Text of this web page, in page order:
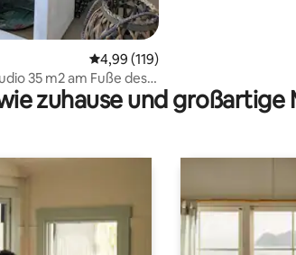
von 5, 91 Bewertungen
Durchschnittliche Bewertung:
4,99 (119)
35 m2 am Fuße des
zuhause und großartige